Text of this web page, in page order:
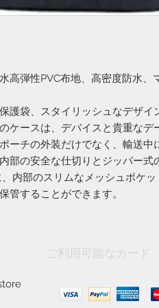
高弾性PVC布地、高密度防水、
護袋、スタイリッシュなデザイ
ケースは、デバイスと貴重なデ
ーチの外装だけでなく、輸送中
部の安全な仕切りとジッパー式
内部のスリムなメッシュポケ
管することができます。
ご利用可能なカード